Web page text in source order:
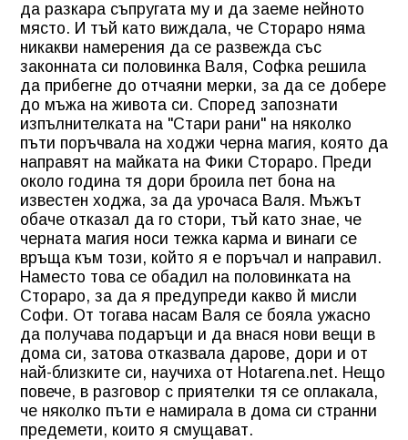
да разкара съпругата му и да заеме нейното
място. И тъй като виждала, че Стораро няма
никакви намерения да се развежда със
законната си половинка Валя, Софка решила
да прибегне до отчаяни мерки, за да се добере
до мъжа на живота си. Според запознати
изпълнителката на "Стари рани" на няколко
пъти поръчвала на ходжи черна магия, която да
направят на майката на Фики Стораро. Преди
около година тя дори броила пет бона на
известен ходжа, за да урочаса Валя. Мъжът
обаче отказал да го стори, тъй като знае, че
черната магия носи тежка карма и винаги се
връща към този, който я е поръчал и направил.
Наместо това се обадил на половинката на
Стораро, за да я предупреди какво й мисли
Софи. От тогава насам Валя се бояла ужасно
да получава подаръци и да внася нови вещи в
дома си, затова отказвала дарове, дори и от
най-близките си, научиха от Hotarena.net. Нещо
повече, в разговор с приятелки тя се оплакала,
че няколко пъти е намирала в дома си странни
предемети, които я смущават.